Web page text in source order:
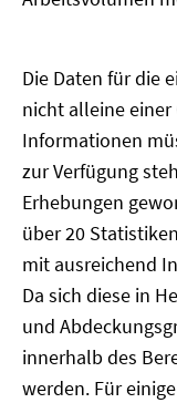
Die Daten für die
nicht alleine
Informationen
zur Verfügung
Erhebungen
über 20
mit ausreichend
Da sich diese in
und
innerhalb des
werden. Für